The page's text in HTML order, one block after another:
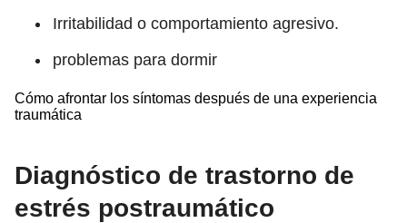
Irritabilidad o comportamiento agresivo.
problemas para dormir
Cómo afrontar los síntomas después de una experiencia
traumática
Diagnóstico de trastorno de
estrés postraumático